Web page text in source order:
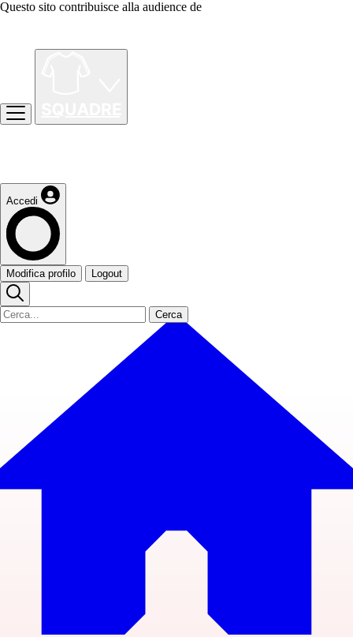
Questo sito contribuisce alla audience de
Accedi
Modifica profilo Logout
Cerca